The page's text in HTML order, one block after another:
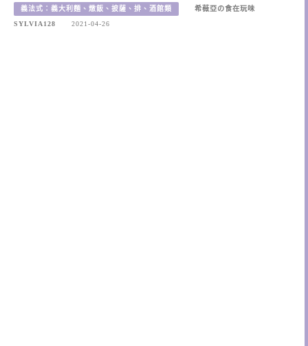
義法式：義大利麵、燉飯、披薩、排、酒館類
希薇亞の食在玩味
SYLVIA128
2021-04-26